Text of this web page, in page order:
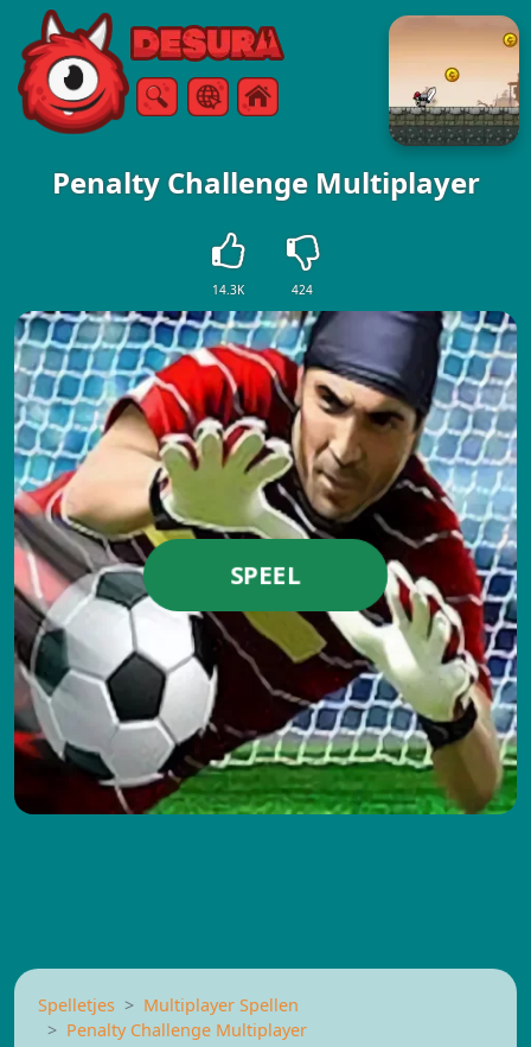
Free Online Games
ZoekenMenu
Penalty Challenge Multiplayer
14.3K 424
SPEEL
Spelletjes
Multiplayer Spellen
Penalty Challenge Multiplayer